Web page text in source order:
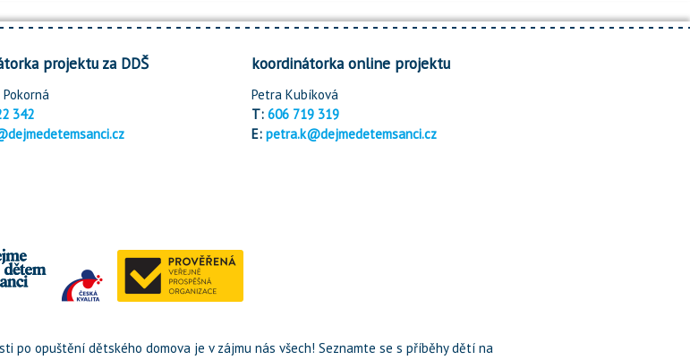
projektu za DDŠ
342
koordinátorka online projektu
Petra Kubíková
T:606 719 319
E:petra.k@dejmedetemsanci.cz
po opuštění dětského domova je v zájmu nás všech! Seznamte se s příběhy dětí na